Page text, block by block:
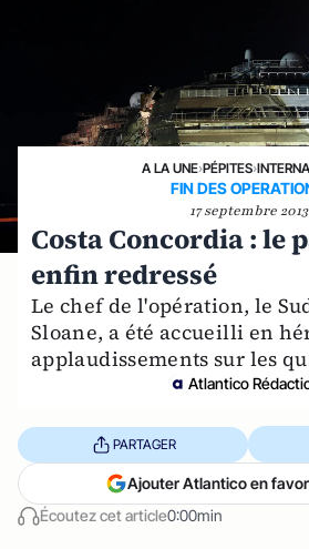
A LA UNE›PÉPITES›
FIN DES
17 septembre 2013
Costa Concordia : le
enfin redressé
Le chef de l'opération, le
Sloane, a été accueilli en
applaudissements sur les
Atlantico
Écoutez cet article0:00min
PARTAGER
Ajouter Atlantico en